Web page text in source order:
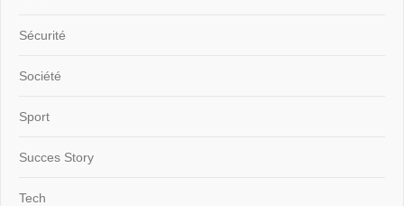
Sécurité
Société
Sport
Succes Story
Tech